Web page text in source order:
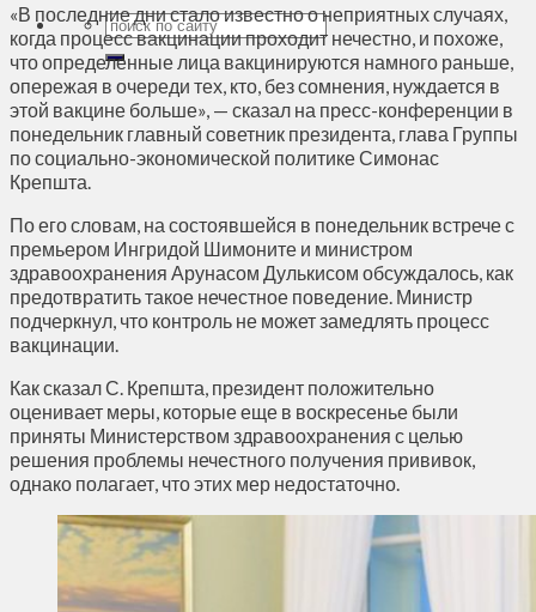
«В последние дни стало известно о неприятных случаях,
когда процесс вакцинации проходит нечестно, и похоже,
что определенные лица вакцинируются намного раньше,
опережая в очереди тех, кто, без сомнения, нуждается в
этой вакцине больше», — сказал на пресс-конференции в
понедельник главный советник президента, глава Группы
по социально-экономической политике Симонас
Крепшта.
По его словам, на состоявшейся в понедельник встрече с
премьером Ингридой Шимоните и министром
здравоохранения Арунасом Дулькисом обсуждалось, как
предотвратить такое нечестное поведение. Министр
подчеркнул, что контроль не может замедлять процесс
вакцинации.
Как сказал С. Крепшта, президент положительно
оценивает меры, которые еще в воскресенье были
приняты Министерством здравоохранения с целью
решения проблемы нечестного получения прививок,
однако полагает, что этих мер недостаточно.